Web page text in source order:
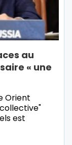
au
« une
Orient
est